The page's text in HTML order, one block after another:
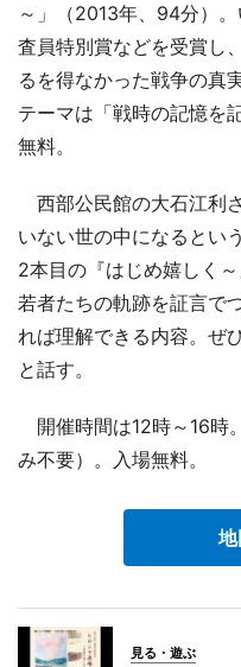
～」（2013年、94分）
査員特別賞などを受賞し
るを得なかった戦争の真
テーマは「戦時の記憶を
無料。
西部公民館の大石江利
いない世の中になるとい
2本目の『はじめ嬉しく
若者たちの軌跡を証言で
れば理解できる内容。ぜ
と話す。
開催時間は12時～16時
み不要）。入場無料。
見る・遊ぶ